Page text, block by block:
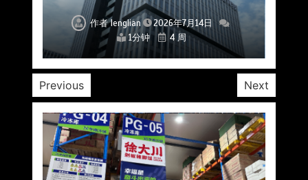
作者lenglian
2026年7月14日
1分钟
4 周
作者lenglian
2026年7月14日
1分钟
4 周
作者lenglian
2026年7月14日
1分钟
4 周
作者lenglian
2026年7月14日
1分钟
4 周
作者lenglian
2026年7月14日
1分钟
4 周
作者lenglian
2026年7月14日
1分钟
4 周
作者lenglian
2026年7月14日
1分钟
4 周
Previous Next